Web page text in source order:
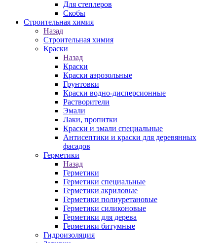
Для степлеров
Скобы
Строительная химия
Назад
Строительная химия
Краски
Назад
Краски
Краски аэрозольные
Грунтовки
Краски водно-дисперсионные
Растворители
Эмали
Лаки, пропитки
Краски и эмали специальные
Антисептики и краски для деревянных
фасадов
Герметики
Назад
Герметики
Герметики специальные
Герметики акриловые
Герметики полиуретановые
Герметики силиконовые
Герметики для дерева
Герметики битумные
Гидроизоляция